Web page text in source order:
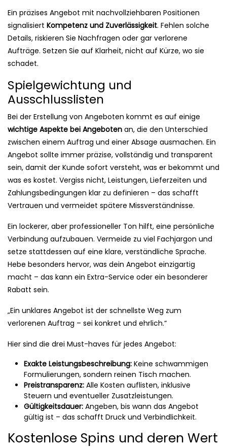
Ein präzises Angebot mit nachvollziehbaren Positionen
signalisiert Kompetenz und Zuverlässigkeit. Fehlen solche
Details, riskieren Sie Nachfragen oder gar verlorene
Aufträge. Setzen Sie auf Klarheit, nicht auf Kürze, wo sie
schadet.
Spielgewichtung und
Ausschlusslisten
Bei der Erstellung von Angeboten kommt es auf einige
wichtige Aspekte bei Angeboten an, die den Unterschied
zwischen einem Auftrag und einer Absage ausmachen. Ein
Angebot sollte immer präzise, vollständig und transparent
sein, damit der Kunde sofort versteht, was er bekommt und
was es kostet. Vergiss nicht, Leistungen, Lieferzeiten und
Zahlungsbedingungen klar zu definieren – das schafft
Vertrauen und vermeidet spätere Missverständnisse.
Ein lockerer, aber professioneller Ton hilft, eine persönliche
Verbindung aufzubauen. Vermeide zu viel Fachjargon und
setze stattdessen auf eine klare, verständliche Sprache.
Hebe besonders hervor, was dein Angebot einzigartig
macht – das kann ein Extra-Service oder ein besonderer
Rabatt sein.
„Ein unklares Angebot ist der schnellste Weg zum
verlorenen Auftrag – sei konkret und ehrlich.“
Hier sind die drei Must-haves für jedes Angebot:
Exakte Leistungsbeschreibung: Keine schwammigen
Formulierungen, sondern reinen Tisch machen.
Preistransparenz: Alle Kosten auflisten, inklusive
Steuern und eventueller Zusatzleistungen.
Gültigkeitsdauer: Angeben, bis wann das Angebot
gültig ist – das schafft Druck und Verbindlichkeit.
Kostenlose Spins und deren Wert